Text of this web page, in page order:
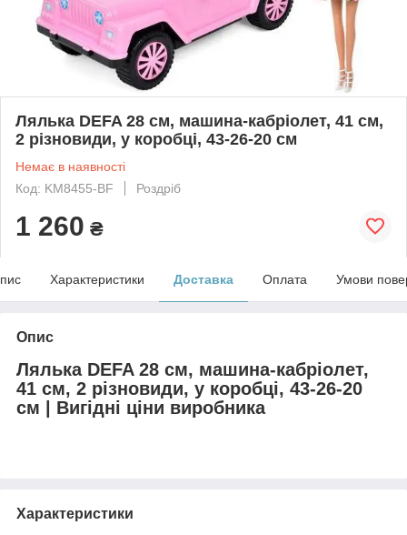
Лялька DEFA 28 см, машина-кабріолет, 41 см,
2 різновиди, у коробці, 43-26-20 см
Немає в наявності
Код: KM8455-BF
Роздріб
1 260 ₴
Характеристики Доставка Оплата Умови
Опис
Лялька DEFA 28 см, машина-кабріолет,
41 см, 2 різновиди, у коробці, 43-26-20
см | Вигідні ціни виробника
Характеристики